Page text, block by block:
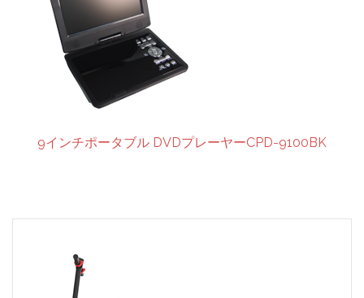
9インチポータブル DVDプレーヤーCPD-9100BK